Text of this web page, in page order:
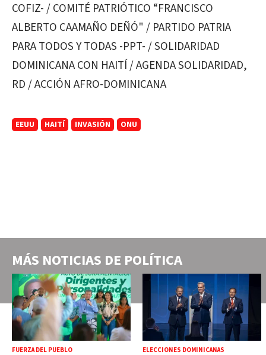
COFIZ- / COMITÉ PATRIÓTICO “FRANCISCO
ALBERTO CAAMAÑO DEÑÓ" / PARTIDO PATRIA
PARA TODOS Y TODAS -PPT- / SOLIDARIDAD
DOMINICANA CON HAITÍ / AGENDA SOLIDARIDAD,
RD / ACCIÓN AFRO-DOMINICANA
EEUU HAITÍ INVASIÓN ONU
MÁS NOTICIAS DE POLÍTICA
FUERZA DEL PUEBLO ELECCIONES DOMINICANAS